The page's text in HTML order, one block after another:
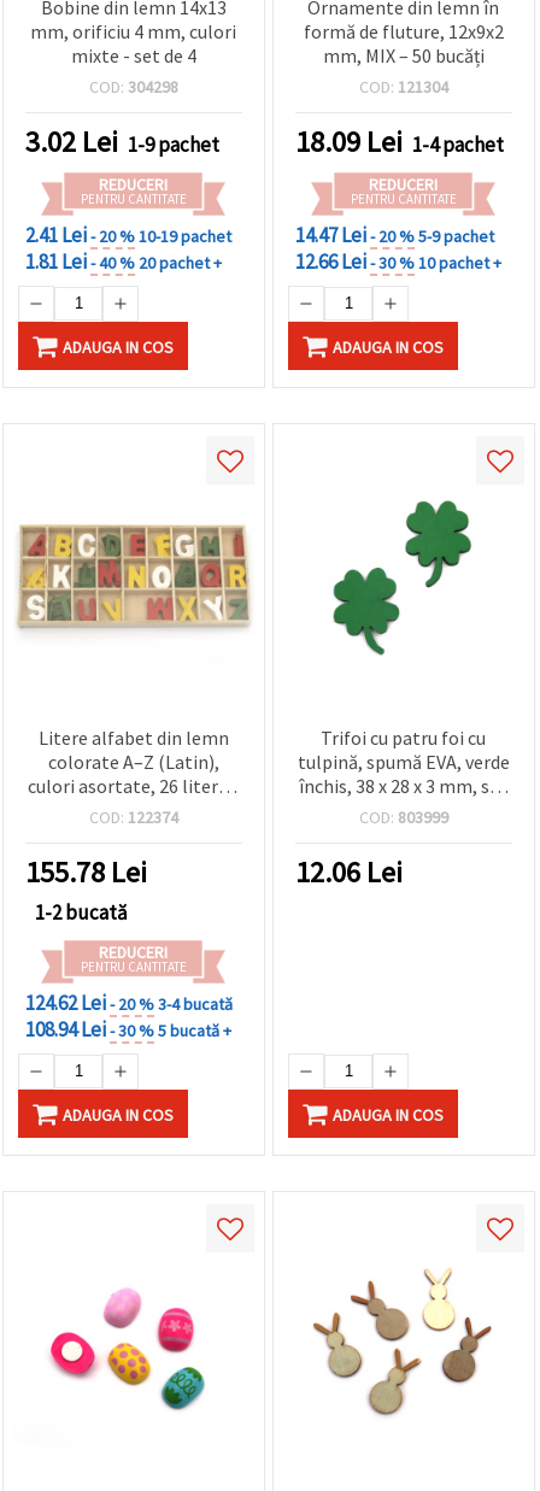
Bobine din lemn 14x13
mm, orificiu 4 mm, culori
mixte - set de 4
COD: 304298
3.02 Lei 1-9 pachet
REDUCERI
PENTRU CANTITATE
2.41 Lei- 20 %10-19 pachet
1.81 Lei- 40 % 20 pachet +
ADAUGA IN COS
Ornamente din lemn în
formă de fluture, 12x9x2
mm, MIX – 50 bucăți
COD: 121304
18.09 Lei 1-4 pachet
REDUCERI
PENTRU CANTITATE
14.47 Lei- 20 %5-9 pachet
12.66 Lei- 30 %10 pachet +
ADAUGA IN COS
Litere alfabet din lemn
colorate A–Z (Latin),
culori asortate, 26 litere x
5 buc., pentru craft, DIY,
organizatoare 8,5 x 21 x
1,5 cm
COD: 122374
155.78 Lei
1-2 bucată
REDUCERI
PENTRU CANTITATE
124.62 Lei- 20 %3-4 bucată
108.94 Lei- 30 %5 bucată +
ADAUGA IN COS
Trifoi cu patru foi cu
tulpină, spumă EVA, verde
închis, 38 x 28 x 3 mm, set
10 buc.
COD: 803999
12.06 Lei
ADAUGA IN COS